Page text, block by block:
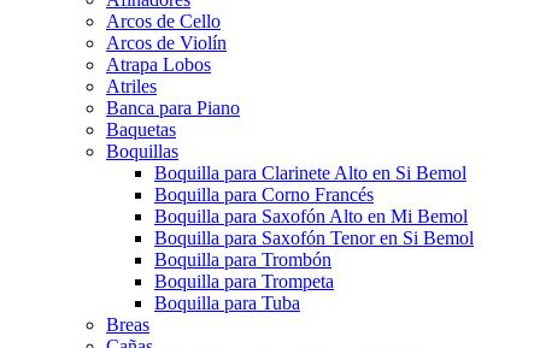
Arcos de Cello
Arcos de Violín
Atrapa Lobos
Atriles
Banca para Piano
Baquetas
Boquillas
Boquilla para Clarinete Alto en Si Bemol
Boquilla para Corno Francés
Boquilla para Saxofón Alto en Mi Bemol
Boquilla para Saxofón Tenor en Si Bemol
Boquilla para Trombón
Boquilla para Trompeta
Boquilla para Tuba
Breas